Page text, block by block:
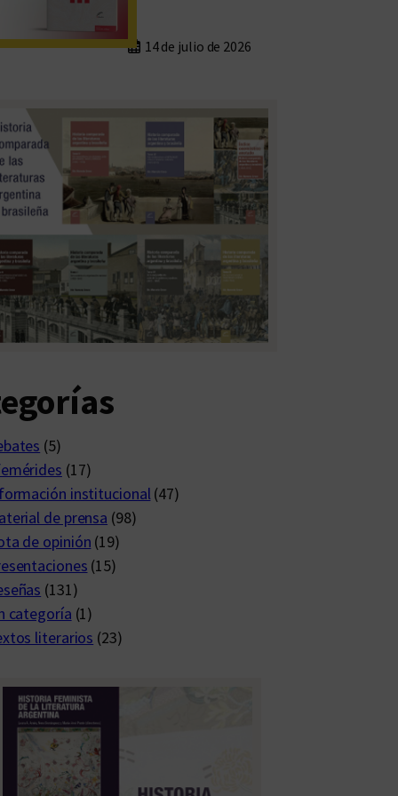
14 de julio de 2026
(5)
(17)
institucional(47)
de prensa (98)
de opinión (19)
(15)
(131)
categoría (1)
literarios (23)